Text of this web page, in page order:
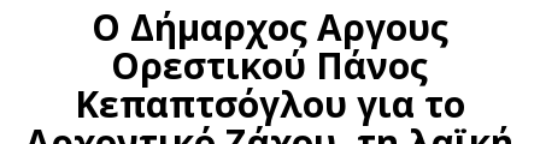
Ο Δήμαρχος Αργους
Ορεστικού Πάνος
Κεπαπτσόγλου για το